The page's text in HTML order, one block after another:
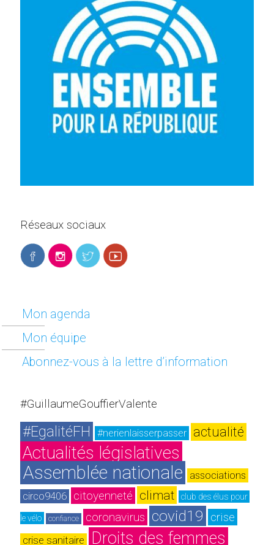
Réseaux sociaux
Mon agenda
Mon équipe
Abonnez-vous à la lettre d’information
#GuillaumeGouffierValente
#EgalitéFH #nerienlaisserpasser actualité
Actualités législatives
Assemblée nationale
associations
circo9406
citoyenneté climat club des élus pour
le vélo confiance coronavirus covid19 crise
crise sanitaire Droits des femmes